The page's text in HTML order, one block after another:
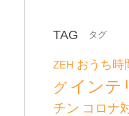
TAG
ZEH おうち時
グ インテ
チン コロナ